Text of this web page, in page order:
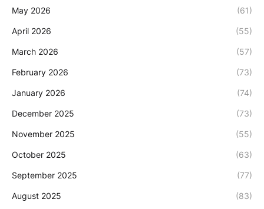
May 2026 (61)
April 2026 (55)
March 2026 (57)
February 2026 (73)
January 2026 (74)
December 2025 (73)
November 2025 (55)
October 2025 (63)
September 2025 (77)
August 2025 (83)